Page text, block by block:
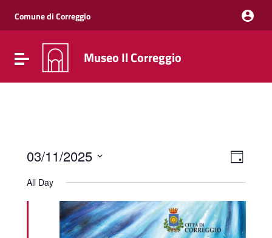
Vai al menu di navigazione
Vai al footer
Comune di Correggio
Attiva / disattiva la navigazione
Museo Il Correggio
Views
Event
Views
Day
03/11/2025
date.
All Day